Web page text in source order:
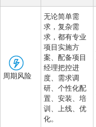
周期风险
无论简单需
求，复杂需
求，都有专业
项目实施方
案、配备项目
经理把控进
度、需求调
研、个性化配
置、安装、培
训、上线、优
化。